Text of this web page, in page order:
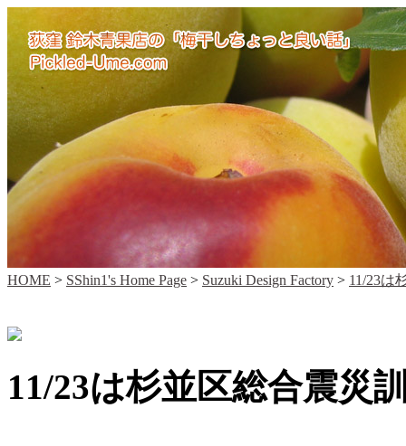
HOME > SShin1's Home Page > Suzuki Design Factory > 11/23は
11/23は杉並区総合震災